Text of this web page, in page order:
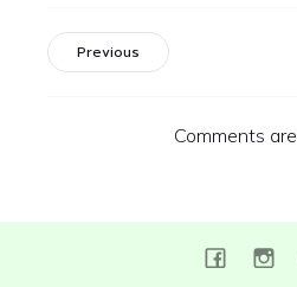
Previous
Comments